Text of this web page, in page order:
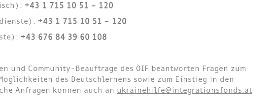
+43 1 715 10 51 – 120
+43 1 715 10 51 – 120
+43 676 84 39 60 108
und Community-Beauftrage des ÖIF beantworten Fragen zum
des Deutschlernens sowie zum Einstieg in den
Anfragen können auch an ukrainehilfe@integrationsfonds.at